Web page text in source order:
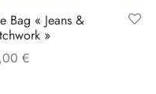
Bag « Jeans &
»
€